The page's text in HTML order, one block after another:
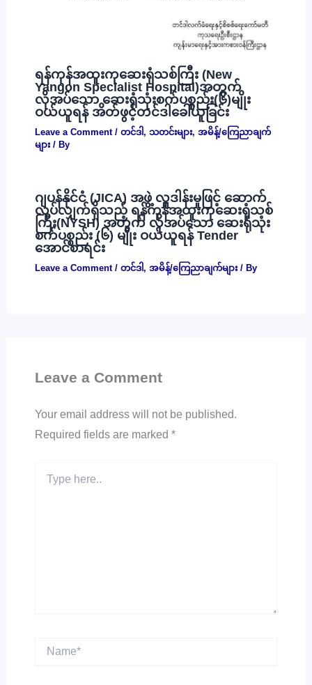
ရန်ကုန်အထူးကုဆေးရုံသစ်ကြီး (New
Yangon Specialist Hospital)အတွက်
လိုအပ်သော ဆေးရုံသုံးစက်ပစ္စည်း(၆)မျိုး
ဝယ်ယူရန် အိတ်ဖွင့်တင်ဒါခေါ်ယူခြင်း
Leave a Comment / တင်ဒါ , သတင်းများ, အမိန့်/ကြေညာချက်
များ/ By
ဂျပန်နိုင်ငံ (JICA) အဖွဲ့ လှူဒါန်းမှုဖြင့် ဆောက်
လုပ်လျှက်ရှိသည့် ရန်ကုန်အထူးကုဆေးရုံသစ်
ကြီး(NYSH) အတွက် လိုအပ်သော ဆေးရုံသုံး
စက်ပစ္စည်း (၆) မျိုး ဝယ်ယူရန် Tender
အောင်စာရင်း
Leave a Comment / တင်ဒါ , အမိန့်/ကြေညာချက်များ/ By
Leave a Comment
Your email address will not be published.
Required fields are marked *
here..
Name*